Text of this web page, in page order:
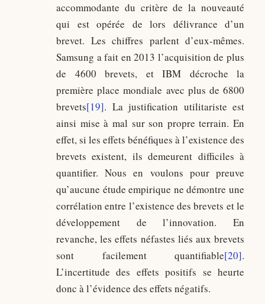
accommodante du critère de la nouveauté
qui est opérée de lors délivrance d’un
brevet. Les chiffres parlent d’eux-mêmes.
Samsung a fait en 2013 l’acquisition de plus
de 4600 brevets, et IBM décroche la
première place mondiale avec plus de 6800
brevets[19]. La justification utilitariste est
ainsi mise à mal sur son propre terrain. En
effet, si les effets bénéfiques à l’existence des
brevets existent, ils demeurent difficiles à
quantifier. Nous en voulons pour preuve
qu’aucune étude empirique ne démontre une
corrélation entre l’existence des brevets et le
développement de l’innovation. En
revanche, les effets néfastes liés aux brevets
sont facilement quantifiable[20].
L’incertitude des effets positifs se heurte
donc à l’évidence des effets négatifs.